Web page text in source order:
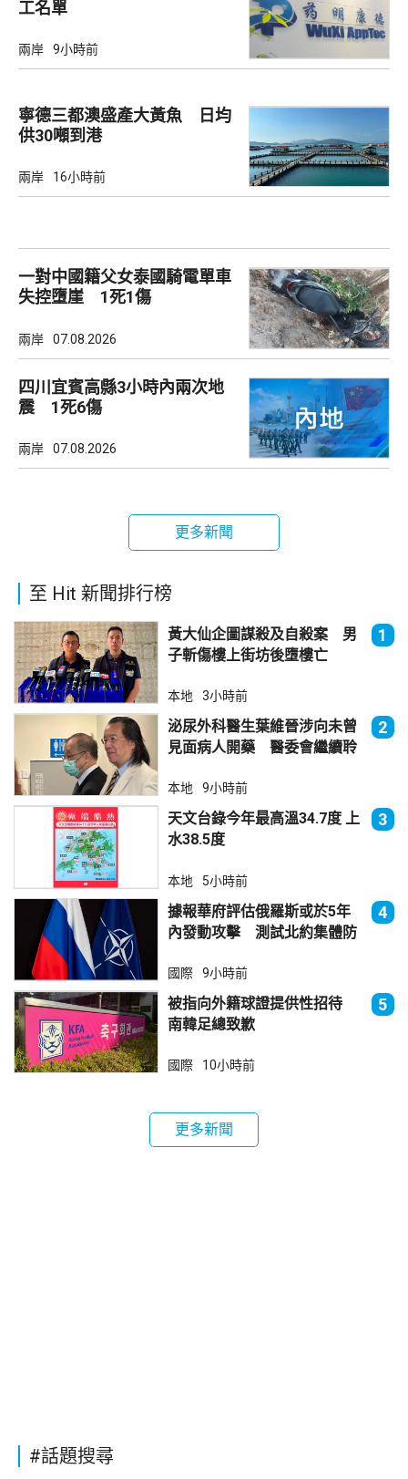
工名單
兩岸 9小時前
寧德三都澳盛產大黃魚 日均
供30噸到港
兩岸 16小時前
一對中國籍父女泰國騎電單車
失控墮崖 1死1傷
兩岸 07.08.2026
四川宜賓高縣3小時內兩次地
震 1死6傷
兩岸 07.08.2026
更多新聞
至 Hit 新聞排行榜
黃大仙企圖謀殺及自殺案 男
子斬傷樓上街坊後墮樓亡
1
本地 3小時前
泌尿外科醫生葉維晉涉向未曾
見面病人開藥 醫委會繼續聆
2
本地 9小時前
天文台錄今年最高溫34.7度 上
水38.5度
3
本地 5小時前
據報華府評估俄羅斯或於5年
內發動攻擊 測試北約集體防
4
國際 9小時前
被指向外籍球證提供性招待
南韓足總致歉
5
國際 10小時前
更多新聞
#話題搜尋